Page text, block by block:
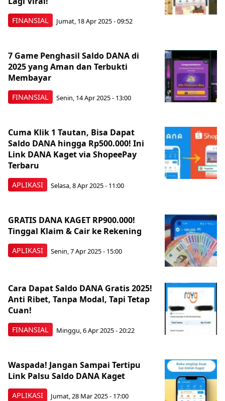
FINANSIAL Jumat, 18 Apr 2025 - 09:52
FINANSIAL
7 Game Penghasil Saldo DANA di
2025 yang Aman dan Terbukti
Membayar
Senin, 14 Apr 2025 - 13:00
APLIKASI
Cuma Klik 1 Tautan, Bisa Dapat
Saldo DANA hingga Rp500.000! Ini
Link DANA Kaget via ShopeePay
Terbaru
Selasa, 8 Apr 2025 - 11:00
APLIKASI
GRATIS DANA KAGET RP900.000!
Tinggal Klaim & Cair ke Rekening
Senin, 7 Apr 2025 - 15:00
FINANSIAL
Cara Dapat Saldo DANA Gratis 2025!
Anti Ribet, Tanpa Modal, Tapi Tetap
Cuan!
Minggu, 6 Apr 2025 - 20:22
APLIKASI
Waspada! Jangan Sampai Tertipu
Link Palsu Saldo DANA Kaget
Jumat, 28 Mar 2025 - 17:00